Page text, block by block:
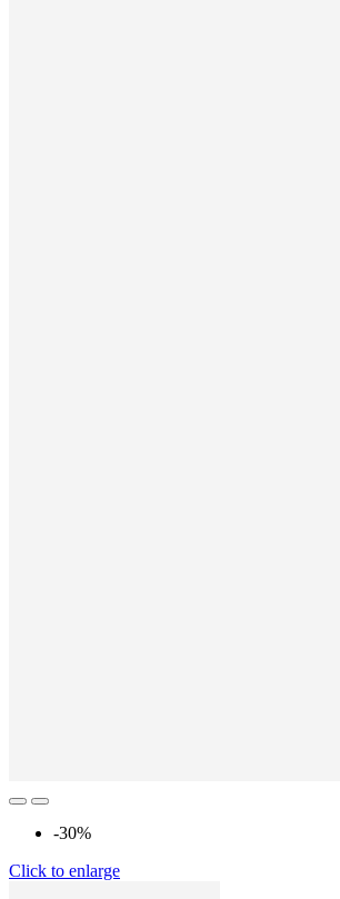
-30%
Click to enlarge